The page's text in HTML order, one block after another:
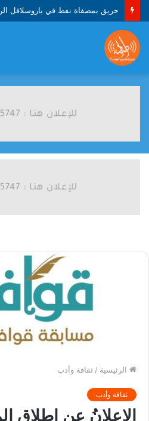
حريق بمصفاة نفط في ياروسلافل
الرئيسية / ثقافة وأدب
ثقافة وأدب
الإعلانُ عن إطلاق